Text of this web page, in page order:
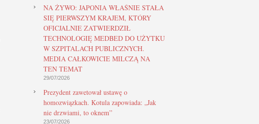
NA ŻYWO: JAPONIA WŁAŚNIE STAŁA
SIĘ PIERWSZYM KRAJEM, KTÓRY
OFICJALNIE ZATWIERDZIŁ
TECHNOLOGIĘ MEDBED DO UŻYTKU
W SZPITALACH PUBLICZNYCH.
MEDIA CAŁKOWICIE MILCZĄ NA
TEN TEMAT
29/07/2026
Prezydent zawetował ustawę o
homozwiązkach. Kotula zapowiada: „Jak
nie drzwiami, to oknem”
23/07/2026